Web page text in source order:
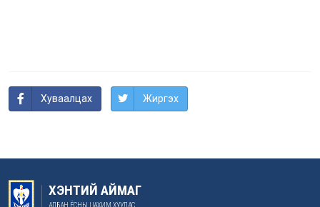
Хуваалцах Жиргэх
ХЭНТИЙ АЙМАГ